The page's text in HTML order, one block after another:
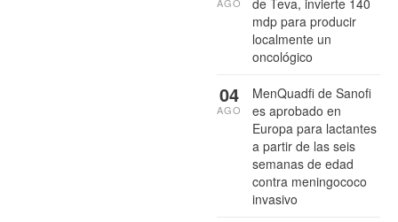
mdp para producir
localmente un
oncológico
MenQuadfi de Sanofi
es aprobado en
Europa para lactantes
a partir de las seis
semanas de edad
contra meningococo
invasivo
04
AGO